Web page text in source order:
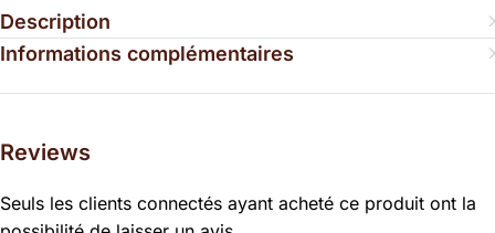
Description
Informations complémentaires
Reviews
Seuls les clients connectés ayant acheté ce produit ont la